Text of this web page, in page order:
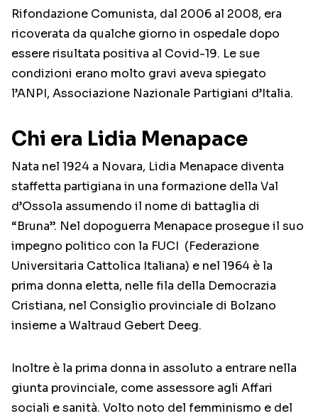
Rifondazione Comunista, dal 2006 al 2008, era
ricoverata da qualche giorno in ospedale dopo
essere risultata positiva al Covid-19. Le sue
condizioni erano molto gravi aveva spiegato
l’ANPI, Associazione Nazionale Partigiani d’Italia.
Chi era Lidia Menapace
Nata nel 1924 a Novara, Lidia Menapace diventa
staffetta partigiana in una formazione della Val
d’Ossola assumendo il nome di battaglia di
“Bruna”. Nel dopoguerra Menapace prosegue il suo
impegno politico con la FUCI (Federazione
Universitaria Cattolica Italiana) e nel 1964 è la
prima donna eletta, nelle fila della Democrazia
Cristiana, nel Consiglio provinciale di Bolzano
insieme a Waltraud Gebert Deeg.
Inoltre è la prima donna in assoluto a entrare nella
giunta provinciale, come assessore agli Affari
sociali e sanità. Volto noto del femminismo e del